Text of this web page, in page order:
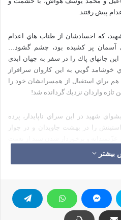
پيش رفتند.
كه اجسادشان از طناب هاي اعدام
آسمان پر كشيده بود، چشم گشود…
جانهاي پاك را در سفر به جهان ابدي
خوشامد گويي به اين كاروان سرافراز
براي استقبال از همسرانشان خود را
واردان نزديك گردانده شد!
شهيد در اين سراي ناپايدار، پرده
را در بهشت جاويدان و در جوار
كه خداوند بزرگ به اين شخصيت بزرگ،
زندگي شهدا.
بیشتر